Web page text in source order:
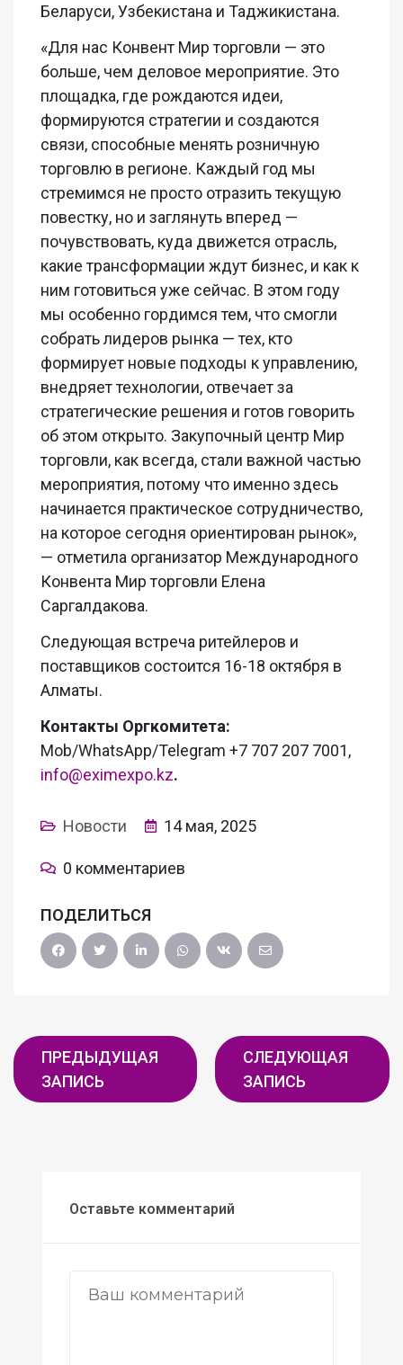
Беларуси, Узбекистана и Таджикистана.
«Для нас Конвент Мир торговли — это
больше, чем деловое мероприятие. Это
площадка, где рождаются идеи,
формируются стратегии и создаются
связи, способные менять розничную
торговлю в регионе. Каждый год мы
стремимся не просто отразить текущую
повестку, но и заглянуть вперед —
почувствовать, куда движется отрасль,
какие трансформации ждут бизнес, и как к
ним готовиться уже сейчас. В этом году
мы особенно гордимся тем, что смогли
собрать лидеров рынка — тех, кто
формирует новые подходы к управлению,
внедряет технологии, отвечает за
стратегические решения и готов говорить
об этом открыто. Закупочный центр Мир
торговли, как всегда, стали важной частью
мероприятия, потому что именно здесь
начинается практическое сотрудничество,
на которое сегодня ориентирован рынок»,
— отметила организатор Международного
Конвента Мир торговли Елена
Саргалдакова.
Следующая встреча ритейлеров и
поставщиков состоится 16-18 октября в
Алматы.
Контакты Оргкомитета:
Mob/WhatsApp/Telegram +7 707 207 7001,
info@eximexpo.kz.
Новости 14 мая, 2025
0 комментариев
ПОДЕЛИТЬСЯ
ПРЕДЫДУЩАЯ
ЗАПИСЬ
СЛЕДУЮЩАЯ
ЗАПИСЬ
Оставьте комментарий